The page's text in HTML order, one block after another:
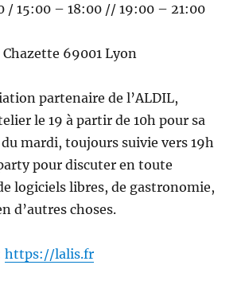
/ 15:00 – 18:00 // 19:00 – 21:00
Chazette 69001 Lyon
partenaire de l’ALDIL,
le 19 à partir de 10h pour sa
mardi, toujours suivie vers 19h
pour discuter en toute
logiciels libres, de gastronomie,
d’autres choses.
https://lalis.fr